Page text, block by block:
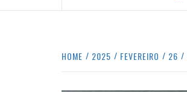
HOME 2025 FEVEREIRO 26